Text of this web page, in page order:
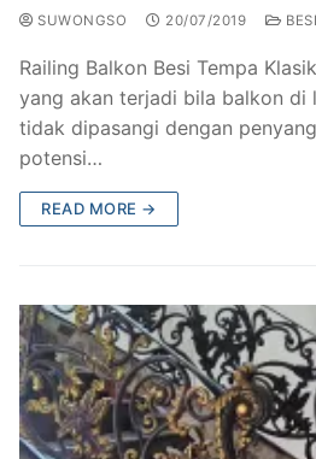
SUWONGSO 20/07/2019
Railing Balkon Besi Tempa
yang akan terjadi bila balkon di
tidak dipasangi dengan
potensi…
READ MORE →